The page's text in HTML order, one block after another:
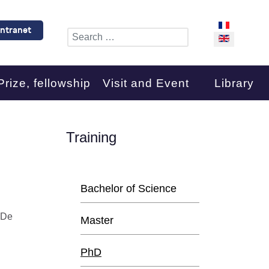
Search
Select your
fellowship Visit and Event Library
Training
Bachelor of Science
Master
PhD